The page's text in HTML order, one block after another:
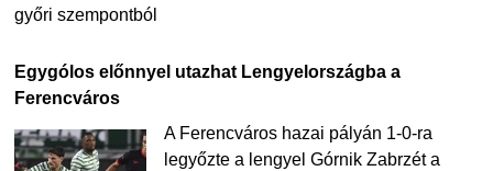
győri szempontból
Egygólos előnnyel utazhat Lengyelországba a
Ferencváros
A Ferencváros hazai pályán 1-0-ra
legyőzte a lengyel Górnik Zabrzét a